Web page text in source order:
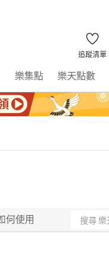
追蹤清單
樂集點 樂天點數
何使用